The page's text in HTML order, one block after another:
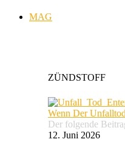
MAG
ZÜNDSTOFF
Wenn Der
Der folgende
12. Juni 2026